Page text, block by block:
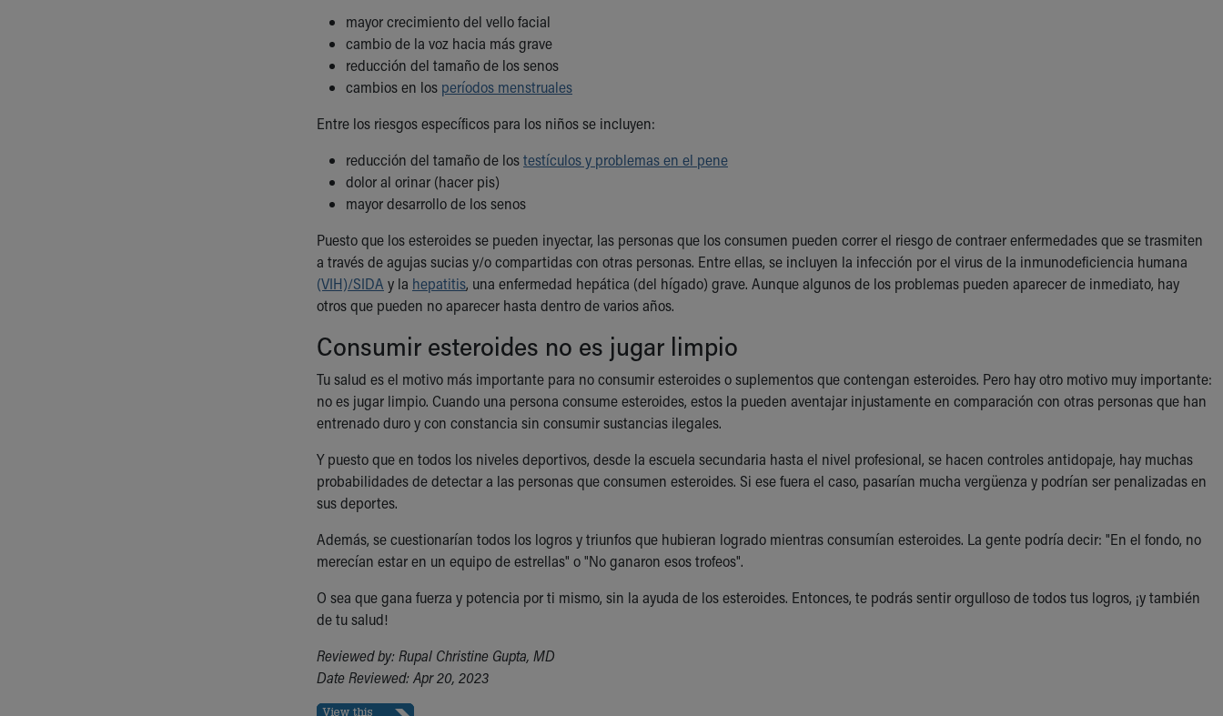
mayor crecimiento del vello facial
cambio de la voz hacia más grave
reducción del tamaño de los senos
cambios en los períodos menstruales
Entre los riesgos específicos para los niños se incluyen:
reducción del tamaño de lostestículos y problemas en el pene
dolor al orinar (hacer pis)
mayor desarrollo de los senos
Puesto que los esteroides se pueden inyectar, las personas que los consumen pueden correr el riesgo de contraer enfermedades que se trasmiten
a través de agujas sucias y/o compartidas con otras personas. Entre ellas, se incluyen la infección por el virus de la inmunodeficiencia humana
(VIH)/SIDA y la hepatitis, una enfermedad hepática (del hígado) grave. Aunque algunos de los problemas pueden aparecer de inmediato, hay
otros que pueden no aparecer hasta dentro de varios años.
Consumir esteroides no es jugar limpio
Tu salud es el motivo más importante para no consumir esteroides o suplementos que contengan esteroides. Pero hay otro motivo muy importante:
no es jugar limpio. Cuando una persona consume esteroides, estos la pueden aventajar injustamente en comparación con otras personas que han
entrenado duro y con constancia sin consumir sustancias ilegales.
Y puesto que en todos los niveles deportivos, desde la escuela secundaria hasta el nivel profesional, se hacen controles antidopaje, hay muchas
probabilidades de detectar a las personas que consumen esteroides. Si ese fuera el caso, pasarían mucha vergüenza y podrían ser penalizadas en
sus deportes.
Además, se cuestionarían todos los logros y triunfos que hubieran logrado mientras consumían esteroides. La gente podría decir: "En el fondo, no
merecían estar en un equipo de estrellas" o "No ganaron esos trofeos".
O sea que gana fuerza y potencia por ti mismo, sin la ayuda de los esteroides. Entonces, te podrás sentir orgulloso de todos tus logros, ¡y también
de tu salud!
Reviewed by: Rupal Christine Gupta, MD
Date Reviewed: Apr 20, 2023